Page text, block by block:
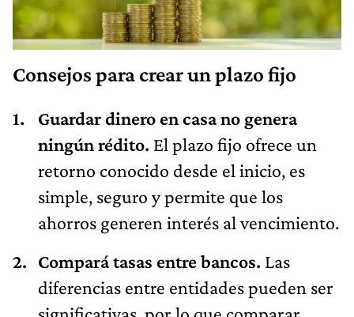
Consejos para crear un plazo fijo
Guardar dinero en casa no genera
ningún rédito. El plazo fijo ofrece un
retorno conocido desde el inicio, es
simple, seguro y permite que los
ahorros generen interés al vencimiento.
Compará tasas entre bancos. Las
diferencias entre entidades pueden ser